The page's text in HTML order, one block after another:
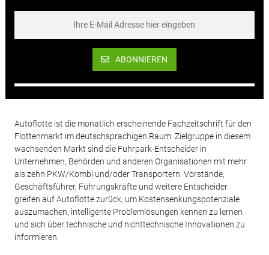
ABONNIEREN
Autoflotte ist die monatlich erscheinende Fachzeitschrift für den
Flottenmarkt im deutschsprachigen Raum. Zielgruppe in diesem
wachsenden Markt sind die Fuhrpark-Entscheider in
Unternehmen, Behörden und anderen Organisationen mit mehr
als zehn PKW/Kombi und/oder Transportern. Vorstände,
Geschäftsführer, Führungskräfte und weitere Entscheider
greifen auf Autoflotte zurück, um Kostensenkungspotenziale
auszumachen, intelligente Problemlösungen kennen zu lernen
und sich über technische und nichttechnische Innovationen zu
informieren.